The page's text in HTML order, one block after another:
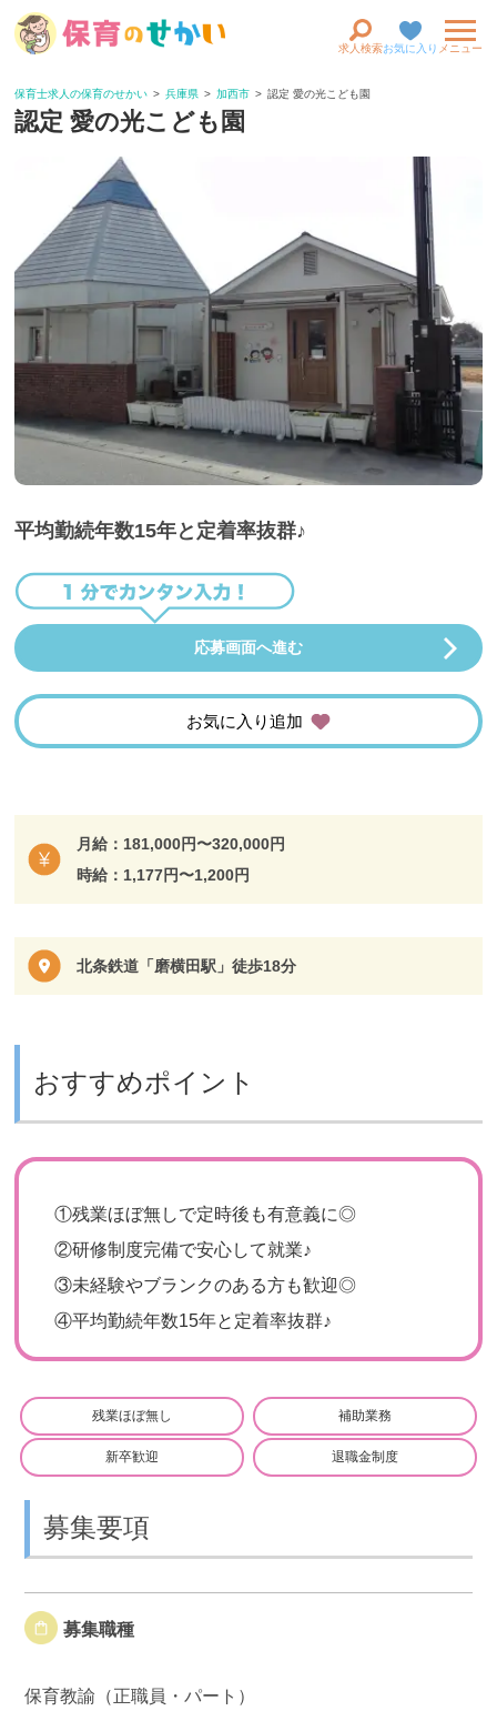
求人検索お気に入り メニュー
保育士求人の保育のせかい 兵庫県 加西市 認定 愛の光こども園
認定 愛の光こども園
平均勤続年数15年と定着率抜群♪
応募画面へ進む
お気に入り追加
月給：181,000円〜320,000円
時給：1,177円〜1,200円
北条鉄道「磨横田駅」徒歩18分
おすすめポイント
①残業ほぼ無しで定時後も有意義に◎
②研修制度完備で安心して就業♪
③未経験やブランクのある方も歓迎◎
④平均勤続年数15年と定着率抜群♪
残業ほぼ無し 補助業務
新卒歓迎 退職金制度
募集要項
募集職種
保育教諭（正職員・パート）